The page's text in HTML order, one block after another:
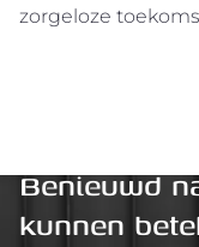
zorgeloze
Benieuwd
kunnen